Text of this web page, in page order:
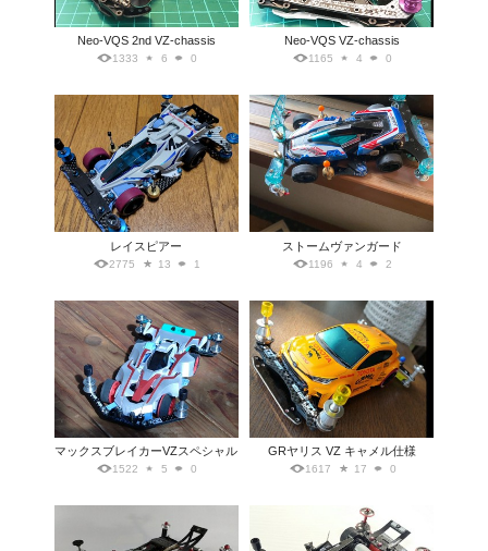
Neo-VQS 2nd VZ-chassis
1333 6 0
Neo-VQS VZ-chassis
1165 4 0
レイスピアー
2775 13 1
ストームヴァンガード
1196 4 2
マックスブレイカーVZスペシャル
1522 5 0
GRヤリス VZ キャメル仕様
1617 17 0